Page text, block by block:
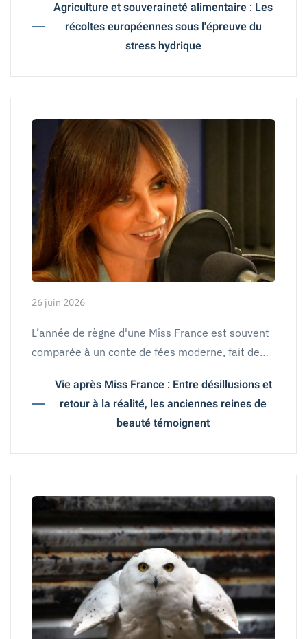
Agriculture et souveraineté alimentaire : Les
récoltes européennes sous l'épreuve du
stress hydrique
26 juin 2026
L’année de règne d'une Miss France est souvent
comparée à un conte de fées moderne, fait de…
Vie après Miss France : Entre désillusions et
retour à la réalité, les anciennes reines de
beauté témoignent